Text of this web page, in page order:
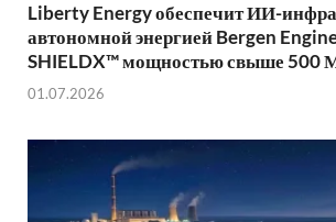
Liberty Energy обеспечит ИИ-
автономной энергией Bergen
SHIELDX™ мощностью свыше 500
01.07.2026